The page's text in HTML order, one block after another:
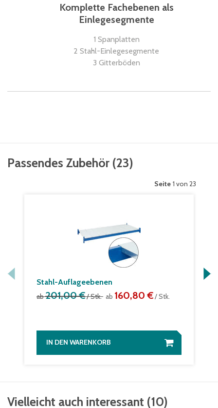
Komplette Fachebenen als
Einlegesegmente
1 Spanplatten
2 Stahl-Einlegesegmente
3 Gitterböden
Passendes Zubehör (23)
Seite 1 von 23
Stahl-Auflageebenen
ab201,00 €/ Stk. ab 160,80 €/ Stk.
IN DEN WARENKORB
Vielleicht auch interessant (10)